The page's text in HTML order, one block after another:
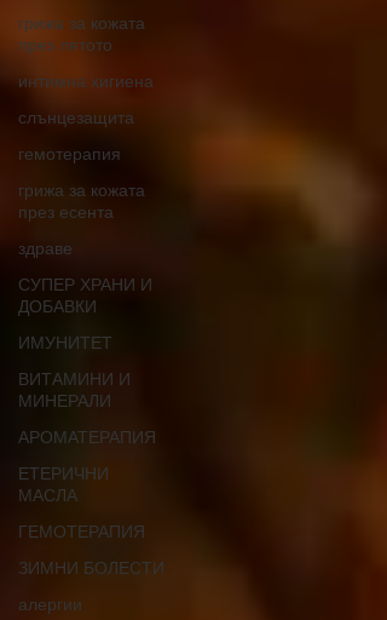
грижа за кожата
през лятото
интимна хигиена
слънцезащита
гемотерапия
грижа за кожата
през есента
здраве
СУПЕР ХРАНИ И
ДОБАВКИ
ИМУНИТЕТ
ВИТАМИНИ И
МИНЕРАЛИ
АРОМАТЕРАПИЯ
ЕТЕРИЧНИ
МАСЛА
ГЕМОТЕРАПИЯ
ЗИМНИ БОЛЕСТИ
алергии